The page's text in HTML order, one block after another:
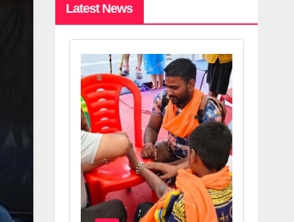
Latest News